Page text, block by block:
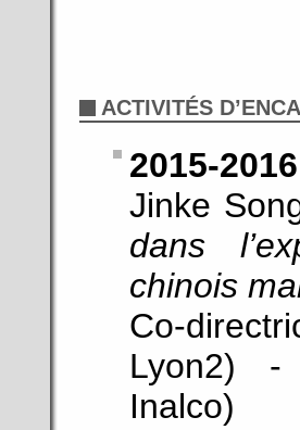
ACTIVITÉS
2015-2016
Jinke
dans
chinois
Co-
Lyon2) -
Inalco)